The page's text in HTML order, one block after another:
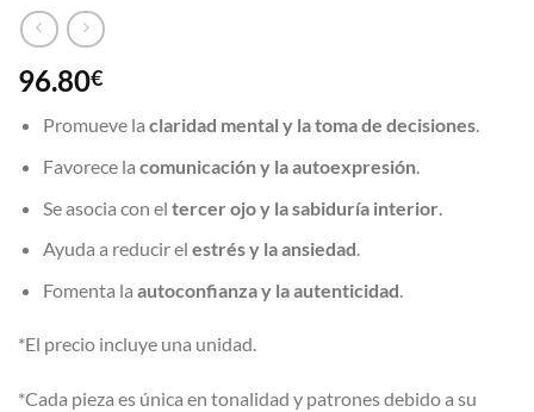
96.80€
Promueve la claridad mental y la toma de decisiones.
Favorece la comunicación y la autoexpresión.
Se asocia con el tercer ojo y la sabiduría interior
Ayuda a reducir el estrés y la ansiedad.
Fomenta la autoconfianza y la autenticidad
*El precio incluye una unidad.
*Cada pieza es única en tonalidad y patrones debido a su